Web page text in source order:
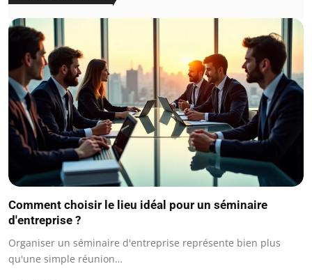
Comment choisir le lieu idéal pour un séminaire
d'entreprise ?
Organiser un séminaire d'entreprise représente bien plus
qu'une simple réunion…